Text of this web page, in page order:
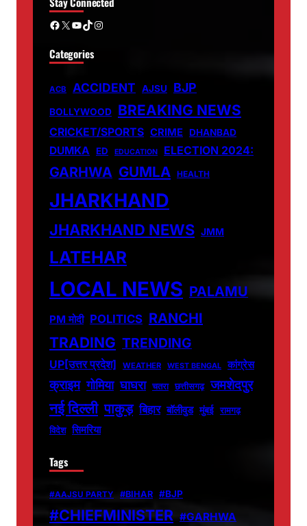
Facebook X YouTube TikTok Instagram
Categories
ACB ACCIDENT AJSU BJP
BOLLYWOOD BREAKING NEWS
CRICKET/SPORTS CRIME DHANBAD
DUMKA ED EDUCATION ELECTION 2024:
GARHWA GUMLA HEALTH
JHARKHAND
JHARKHAND NEWS JMM
LATEHAR
LOCAL NEWS PALAMU
PM मोदी POLITICS RANCHI
TRADING TRENDING
UP[उत्तर प्रदेश] WEATHER WEST BENGAL कांग्रेस
क्राइम गोमिया घाघरा चतरा छत्तीसगढ़ जमशेदपुर
नई दिल्ली पाकुड़ बिहार बॉलीवुड मुंबई रामगढ़
विदेश सिमरिया
Tags
#AAJSU PARTY #BIHAR #BJP
#CHIEFMINISTER #GARHWA